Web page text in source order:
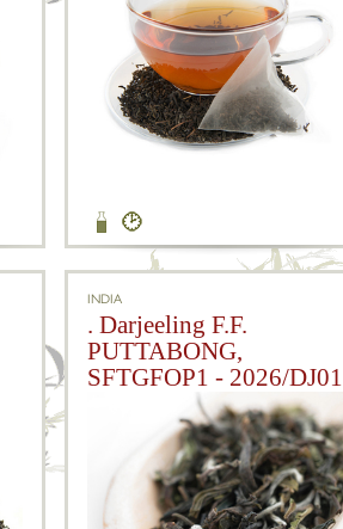
INDIA
. Darjeeling F.F.
PUTTABONG,
SFTGFOP1 - 2026/DJ01